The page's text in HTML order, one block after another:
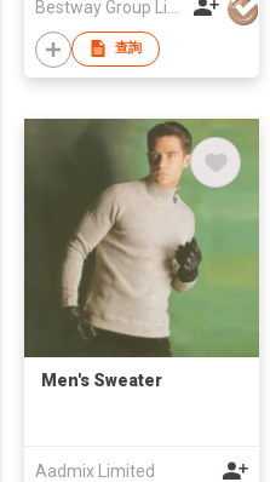
查詢
Men's Sweater
Aadmix Limited